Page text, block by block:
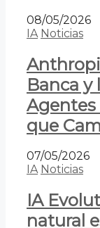
08/05/2026
IA Noticias
Banca y
Agentes
que
07/05/2026
IA Noticias
IA
natural